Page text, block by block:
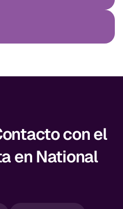
con el
en National